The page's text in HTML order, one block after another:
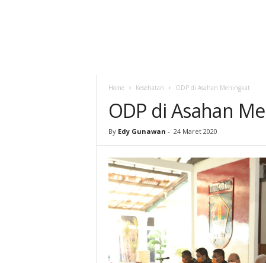
Home Kesehatan ODP di Asahan Meningkat
ODP di Asahan
By Edy Gunawan - 24 Maret 2020